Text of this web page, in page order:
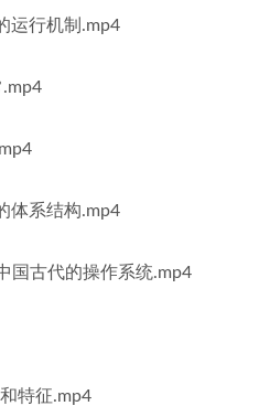
运行机制.mp4
体系结构.mp4
国古代的操作系统.mp4
特征.mp4